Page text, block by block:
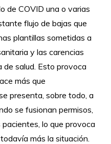
de COVID una o varias
flujo de bajas que
plantillas sometidas a
y las carencias
de salud. Esto provoca
más que
presenta, sobre todo, a
se fusionan permisos,
lo que provoca
más la situación.